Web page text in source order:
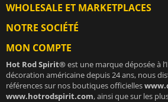
WHOLESALE ET MARKETPLACES
NOTRE SOCIÉTÉ
MON COMPTE
Hot Rod Spirit®est une marque déposée à
décoration américaine depuis 24 ans, nous
références sur nos boutiques officielles
www.hotrodspirit.com, ainsi que sur les